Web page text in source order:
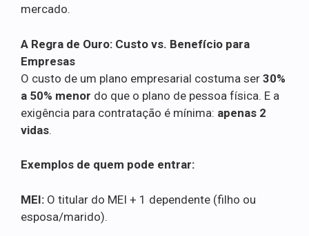
mercado.
A Regra de Ouro: Custo vs. Benefício para
Empresas
O custo de um plano empresarial costuma ser 30%
a 50% menor do que o plano de pessoa física. E a
exigência para contratação é mínima: apenas 2
vidas.
Exemplos de quem pode entrar:
MEI: O titular do MEI + 1 dependente (filho ou
esposa/marido).